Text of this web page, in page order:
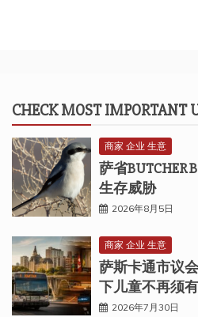
CHECK MOST IMPORTANT
商家 企业 生意
萨省BUTCHER
生存威胁
2026年8月5日
商家 企业 生意
萨斯卡通市议
下儿童不再须
2026年7月30日